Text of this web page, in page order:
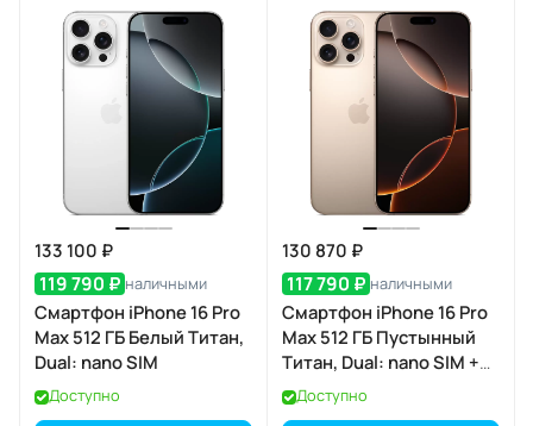
133 100 ₽
119 790 ₽ наличными
Смартфон iPhone 16 Pro
Max 512 ГБ Белый Титан,
Dual: nano SIM
Доступно
130 870 ₽
117 790 ₽ наличными
Смартфон iPhone 16 Pro
Max 512 ГБ Пустынный
Титан, Dual: nano SIM +
eSIM
Доступно